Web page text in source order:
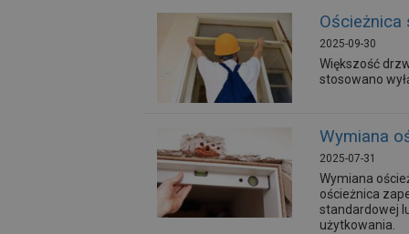
Ościeżnica
2025-09-30
Większość
stosowano
Wymiana
2025-07-31
Wymiana
ościeżnica
standardowej
użytkowania.